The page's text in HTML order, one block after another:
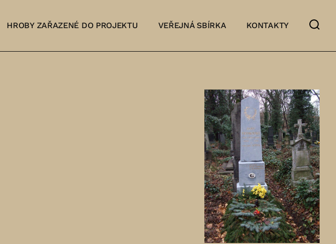
HROBY ZAŘAZENÉ DO PROJEKTU VEŘEJNÁ SBÍRKA KONTAKTY